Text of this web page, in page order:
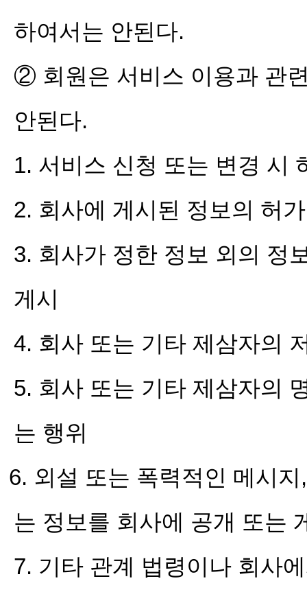
하여서는 안된다.
② 회원은 서비스 이용과 관
안된다.
1. 서비스 신청 또는 변경 시
2. 회사에 게시된 정보의 허
3. 회사가 정한 정보 외의 정
게시
4. 회사 또는 기타 제삼자의
5. 회사 또는 기타 제삼자의
는 행위
6. 외설 또는 폭력적인 메시
는 정보를 회사에 공개 또는
7. 기타 관계 법령이나 회사